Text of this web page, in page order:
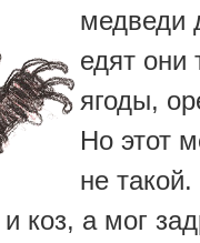
медведи
едят они
ягоды,
Но этот
не
коз, а мог